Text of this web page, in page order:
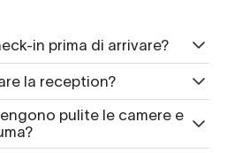
in prima di arrivare?
la reception?
pulite le camere e